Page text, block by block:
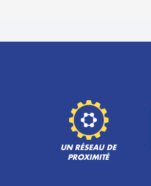
UN RÉSEAU DE
PROXIMITÉ